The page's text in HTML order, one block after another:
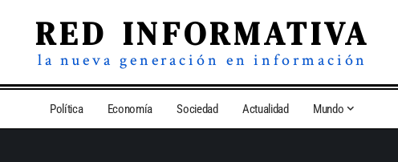
RED INFORMATIVA
la nueva generación en información
Política Economía Sociedad Actualidad Mundo